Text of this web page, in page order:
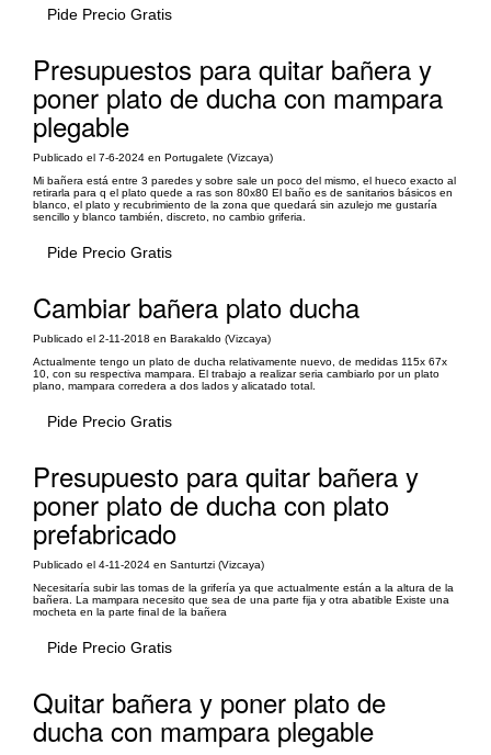
Pide Precio Gratis
Presupuestos para quitar bañera y
poner plato de ducha con mampara
plegable
Publicado el 7-6-2024 en Portugalete (Vizcaya)
Mi bañera está entre 3 paredes y sobre sale un poco del mismo, el hueco exacto al
retirarla para q el plato quede a ras son 80x80 El baño es de sanitarios básicos en
blanco, el plato y recubrimiento de la zona que quedará sin azulejo me gustaría
sencillo y blanco también, discreto, no cambio griferia.
Pide Precio Gratis
Cambiar bañera plato ducha
Publicado el 2-11-2018 en Barakaldo (Vizcaya)
Actualmente tengo un plato de ducha relativamente nuevo, de medidas 115x 67x
10, con su respectiva mampara. El trabajo a realizar seria cambiarlo por un plato
plano, mampara corredera a dos lados y alicatado total.
Pide Precio Gratis
Presupuesto para quitar bañera y
poner plato de ducha con plato
prefabricado
Publicado el 4-11-2024 en Santurtzi (Vizcaya)
Necesitaría subir las tomas de la grifería ya que actualmente están a la altura de la
bañera. La mampara necesito que sea de una parte fija y otra abatible Existe una
mocheta en la parte final de la bañera
Pide Precio Gratis
Quitar bañera y poner plato de
ducha con mampara plegable